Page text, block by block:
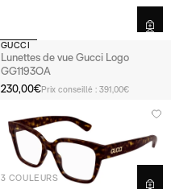
GUCCI
Lunettes de vue Gucci Logo
GG1193OA
230,00€Prix conseillé : 391,00€
3 COULEURS